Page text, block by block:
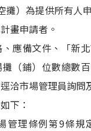
攤）為提供所有人
畫申請者。
應備文件、「新
（鋪）位數總數
洽市場管理員詢問
下：
管理條例第9條